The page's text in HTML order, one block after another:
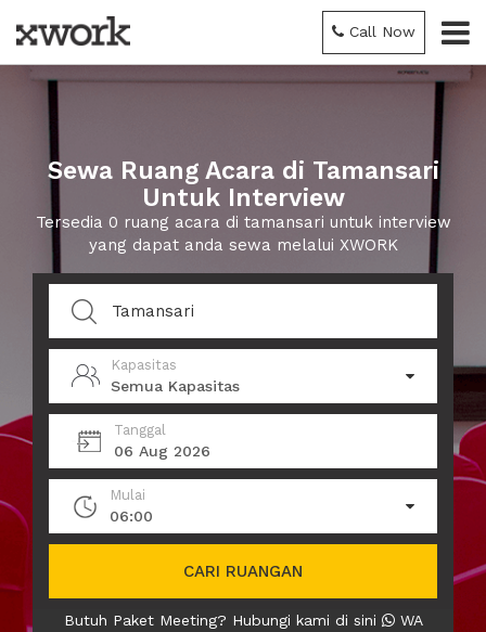
Call Now
Sewa Ruang Acara di Tamansari
Untuk Interview
Tersedia 0 ruang acara di tamansari untuk interview
yang dapat anda sewa melalui XWORK
Kapasitas
Semua Kapasitas
Tanggal
06 Aug 2026
Mulai
06:00
CARI RUANGAN
Butuh Paket Meeting? Hubungi kami di sini
WA